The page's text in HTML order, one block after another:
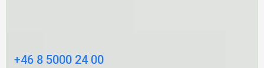
+46 8 5000 24 00